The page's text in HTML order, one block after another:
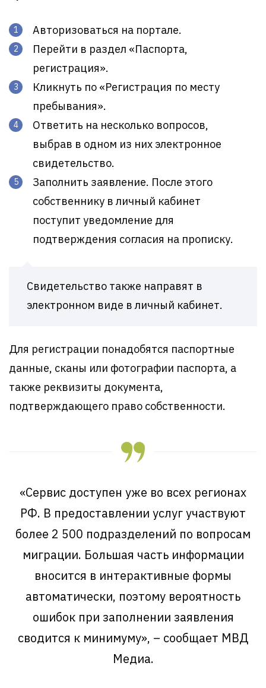
Авторизоваться на портале.
Перейти в раздел «Паспорта,
регистрация».
Кликнуть по «Регистрация по месту
пребывания».
Ответить на несколько вопросов,
выбрав в одном из них электронное
свидетельство.
Заполнить заявление. После этого
собственнику в личный кабинет
поступит уведомление для
подтверждения согласия на прописку.
Свидетельство также направят в
электронном виде в личный кабинет.
Для регистрации понадобятся паспортные
данные, сканы или фотографии паспорта, а
также реквизиты документа,
подтверждающего право собственности.
«Сервис доступен уже во всех регионах
РФ. В предоставлении услуг участвуют
более 2 500 подразделений по вопросам
миграции. Большая часть информации
вносится в интерактивные формы
автоматически, поэтому вероятность
ошибок при заполнении заявления
сводится к минимуму», – сообщает МВД
Медиа.